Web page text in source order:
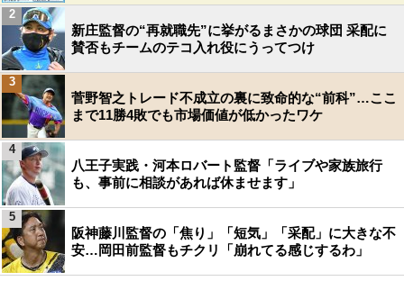
新庄監督の“再就職先”に挙がるまさかの球団 采配に
賛否もチームのテコ入れ役にうってつけ
2
菅野智之トレード不成立の裏に致命的な“前科”…ここ
まで11勝4敗でも市場価値が低かったワケ
3
八王子実践・河本ロバート監督「ライブや家族旅行
も、事前に相談があれば休ませます」
4
阪神藤川監督の「焦り」「短気」「采配」に大きな不
安…岡田前監督もチクリ「崩れてる感じするわ」
5